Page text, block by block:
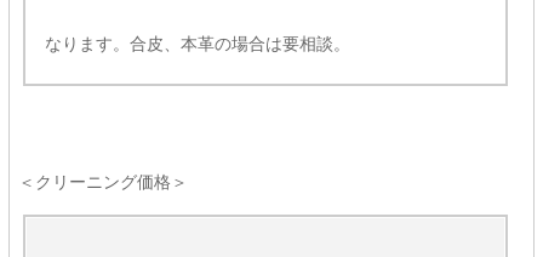
なります。合皮、本革の場合は要相談。
＜クリーニング価格＞